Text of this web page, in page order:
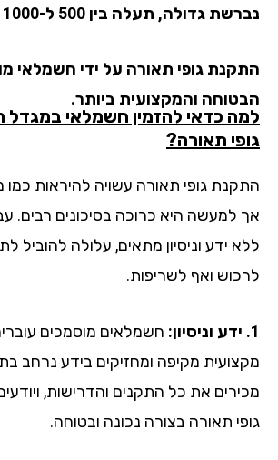
גדולה, תעלה בין 500 ל-1000 ש"ח.
גופי תאורה על ידי חשמלאי
והמקצועית ביותר.
כדאי להזמין חשמלאי במגדל
תאורה?
גופי תאורה עשויה להיראות כמו
למעשה היא כרוכה בסיכונים רבים.
ידע וניסיון מתאים, עלולה להוביל
ואף לשריפות.
חשמלאים מוסמכים עוברים
מקיפה ומחזיקים בידע נרחב
את כל התקנים והדרישות, ויודעים
תאורה בצורה נכונה ובטוחה.